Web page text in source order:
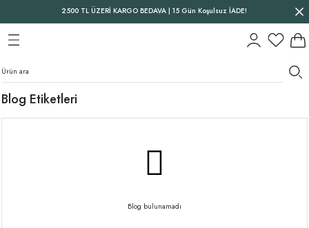
2500 TL ÜZERİ KARGO BEDAVA | 15 Gün Koşulsuz İADE!
Geri Dön
Geri Dön
Geri Dön
Blog Etiketleri
Blog bulunamadı